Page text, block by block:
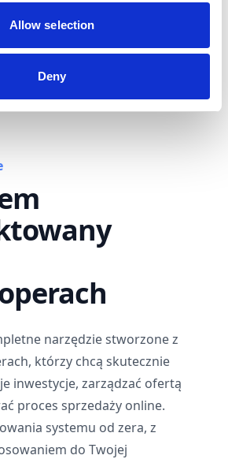
Allow selection
Deny
narzędzie stworzone z
którzy chcą skutecznie
inwestycje, zarządzać ofertą
proces sprzedaży online.
systemu od zera, z
do Twojej